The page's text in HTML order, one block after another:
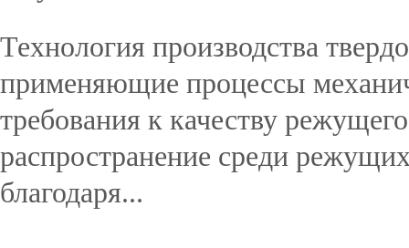
Технология производства
применяющие процессы
требования к качеству
распространение среди
благодаря...